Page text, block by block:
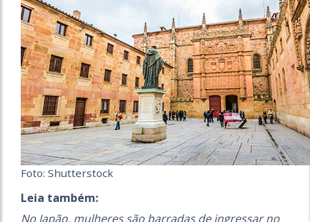
Foto: Shutterstock
Leia também:
No Japão, mulheres são barradas de ingressar no